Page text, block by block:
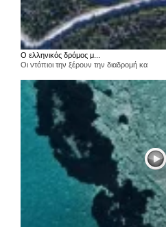
Ο ελληνικός δρόμος μ...
Οι ντόπιοι την ξέρουν την διαδρομή κα